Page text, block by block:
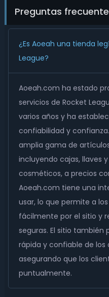
Preguntas
¿Es Aoeah una tienda
League?
Aoeah.com ha estado
servicios de Rocket
varios años y ha
confiabilidad y
amplia gama de
incluyendo cajas, llaves
cosméticos, a precios
Aoeah.com tiene una
usar, lo que permite a
fácilmente por el sitio y
seguras. El sitio
rápida y confiable de
asegurando que los
puntualmente.